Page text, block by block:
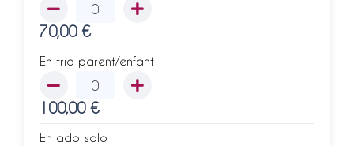
70,00 €
En trio parent/enfant
100,00 €
En ado solo